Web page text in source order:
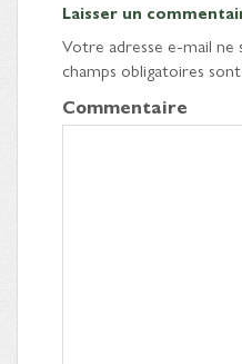
Laisser un
Votre adresse e-mail ne
champs obligatoires
Commentaire